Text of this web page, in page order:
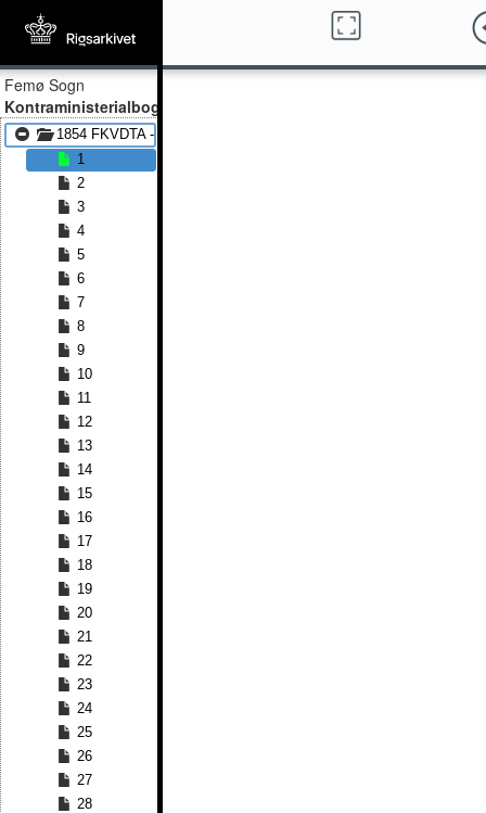
Femø Sogn
Kontraministerialbog
1854 FKVDTA - 1883 FKVDTA
1
2
3
4
5
6
7
8
9
10
11
12
13
14
15
16
17
18
19
20
21
22
23
24
25
26
27
28